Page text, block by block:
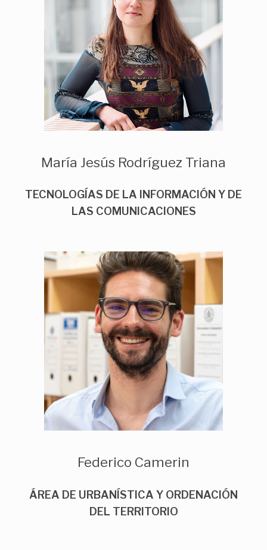
María Jesús Rodríguez Triana
TECNOLOGÍAS DE LA INFORMACIÓN Y DE
LAS COMUNICACIONES
Federico Camerin
ÁREA DE URBANÍSTICA Y ORDENACIÓN
DEL TERRITORIO